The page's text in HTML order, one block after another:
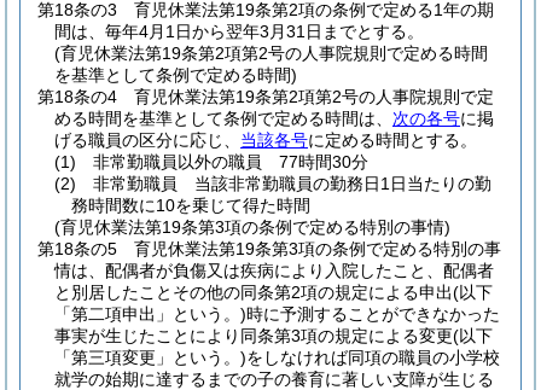
第18条の3
育児休業法第19条第2項の条例で定める1年の期
間は、毎年4月1日から翌年3月31日までとする。
(育児休業法第19条第2項第2号の人事院規則で定める時間
を基準として条例で定める時間)
第18条の4
育児休業法第19条第2項第2号の人事院規則で定
める時間を基準として条例で定める時間は、 次の各号に掲
げる職員の区分に応じ、 当該各号に定める時間とする。
(1)
非常勤職員以外の職員 77時間30分
(2)
非常勤職員 当該非常勤職員の勤務日1日当たりの勤
務時間数に10を乗じて得た時間
(育児休業法第19条第3項の条例で定める特別の事情)
第18条の5
育児休業法第19条第3項の条例で定める特別の事
情は、配偶者が負傷又は疾病により入院したこと、配偶者
と別居したことその他の同条第2項の規定による申出(以下
「第二項申出」という。)時に予測することができなかった
事実が生じたことにより同条第3項の規定による変更(以下
「第三項変更」という。)をしなければ同項の職員の小学校
就学の始期に達するまでの子の養育に著しい支障が生じる